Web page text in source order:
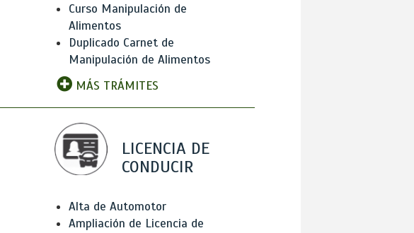
Curso Manipulación de
Alimentos
Duplicado Carnet de
Manipulación de Alimentos
MÁS TRÁMITES
LICENCIA DE
CONDUCIR
Alta de Automotor
Ampliación de Licencia de